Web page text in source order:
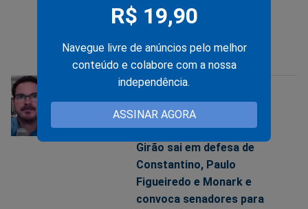
R$ 19,90
Navegue livre de anúncios pelo melhor
conteúdo e colabore com a nossa
independência.
ASSINAR AGORA
fiasco total e inaugura a
(veja o vídeo)
Girão sai em defesa de
Constantino, Paulo
Figueiredo e Monark e
convoca senadores para